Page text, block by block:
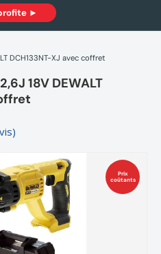
►
DCH133NT-XJ avec coffret
18V DEWALT
Prix
coûtants